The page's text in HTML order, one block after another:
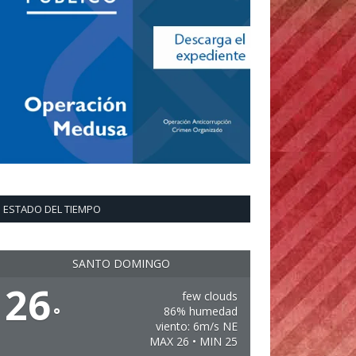
ESTADO DEL TIEMPO
SANTO DOMINGO
26°
few clouds
86% humedad
viento: 6m/s NE
MAX 26 • MIN 25